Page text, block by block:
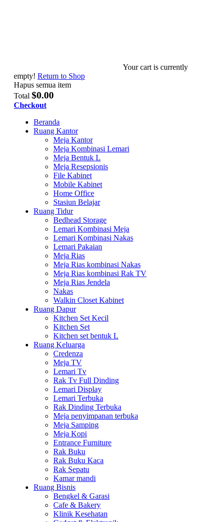
Your cart is currently
empty! Return to Shop
Hapus semua item
Total $0.00
Checkout
Beranda
Ruang Kantor
Meja Kantor
Meja Kombinasi Lemari
Meja Bentuk L
Meja Resepsionis
File Kabinet
Mobile Kabinet
Home Office
Stasiun Belajar
Ruang Tidur
Bedhead Storage
Lemari Kombinasi Meja
Lemari Kombinasi Nakas
Lemari Pakaian
Meja Rias
Meja Rias kombinasi Nakas
Meja Rias kombinasi Rak TV
Meja Rias Jendela
Nakas
Walkin Closet Kabinet
Ruang Dapur
Kitchen Set Kecil
Kitchen Set
Kitchen set bentuk L
Ruang Keluarga
Credenza
Meja TV
Lemari Tv
Rak Tv Full Dinding
Lemari Display
Lemari Terbuka
Rak Dinding Terbuka
Meja penyimpanan terbuka
Meja Samping
Meja Kopi
Entrance Furniture
Rak Buku
Rak Buku Kaca
Rak Sepatu
Kamar mandi
Ruang Bisnis
Bengkel & Garasi
Cafe & Bakery
Klinik Kesehatan